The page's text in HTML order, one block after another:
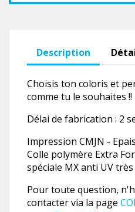
Description
Choisis ton coloris et
comme tu le souhaites !!
Délai de fabrication : 2
Impression CMJN -
Colle polymère Extra
spéciale MX anti UV
Pour toute question,
contacter via la page